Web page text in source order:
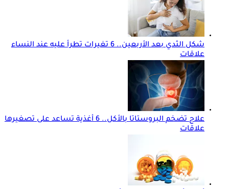
شكل الثدي بعد الأربعين.. 6 تغيرات تطرأ عليه عند النساء
علاقات
علاج تضخم البروستاتا بالأكل.. 6 أغذية تساعد على تصغيرها
علاقات